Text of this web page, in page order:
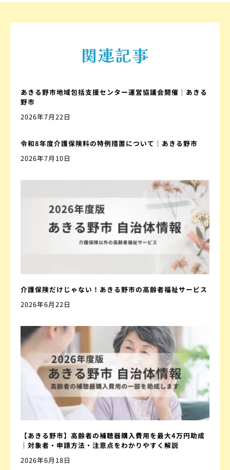
関連記事
あきる野市地域包括支援センター運営協議会開催｜あきる
野市
2026年7月22日
令和8年度介護保険料の特例措置について｜あきる野市
2026年7月10日
介護保険だけじゃない！あきる野市の高齢者福祉サービス
2026年6月22日
【あきる野市】高齢者の補聴器購入費用を最大4万円助成
｜対象者・申請方法・注意点をわかりやすく解説
2026年6月18日